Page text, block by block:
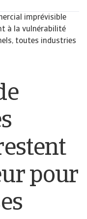
pour
imprévisible
à la vulnérabilité
toutes industries